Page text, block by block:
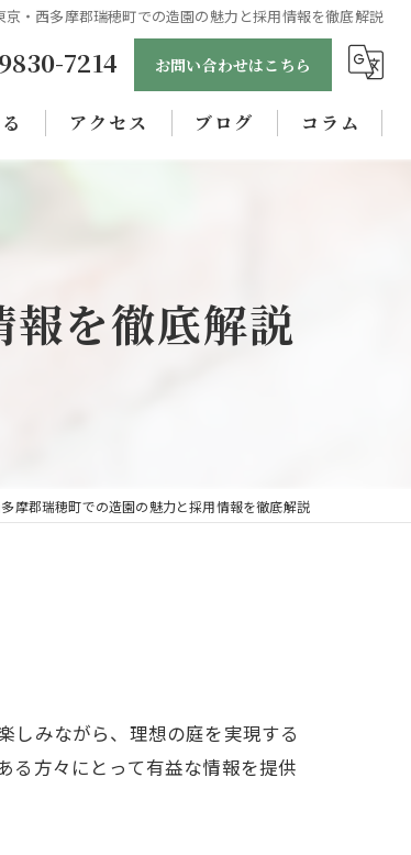
京・西多摩郡瑞穂町での造園の魅力と採用情報を徹底解説
7214 お問い合わせはこちら
アクセス ブログ コラム
を徹底解説
摩郡瑞穂町での造園の魅力と採用情報を徹底解説
しみながら、理想の庭を実現する
る方々にとって有益な情報を提供